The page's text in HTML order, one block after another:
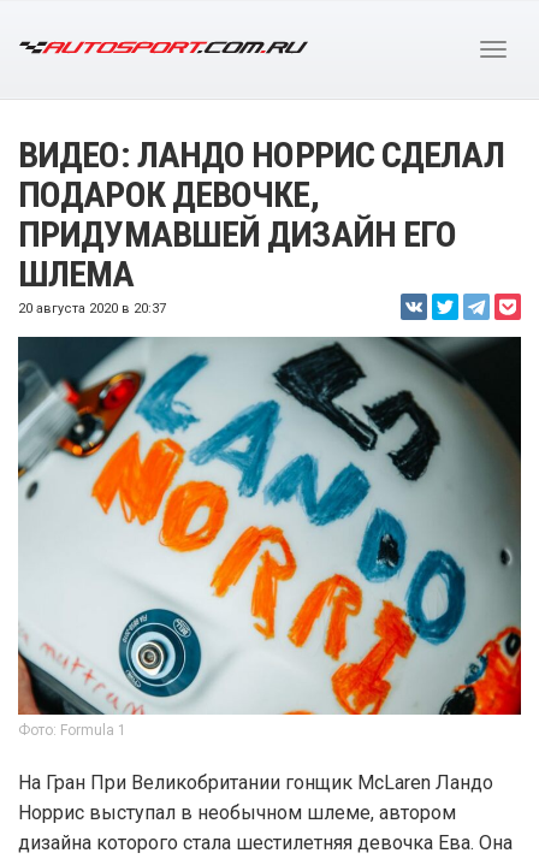
ВИДЕО: ЛАНДО НОРРИС СДЕЛАЛ
ПОДАРОК ДЕВОЧКЕ,
ПРИДУМАВШЕЙ ДИЗАЙН ЕГО
ШЛЕМА
20 августа 2020 в 20:37
Фото: Formula 1
На Гран При Великобритании гонщик McLaren Ландо
Норрис выступал в необычном шлеме, автором
дизайна которого стала шестилетняя девочка Ева. Она